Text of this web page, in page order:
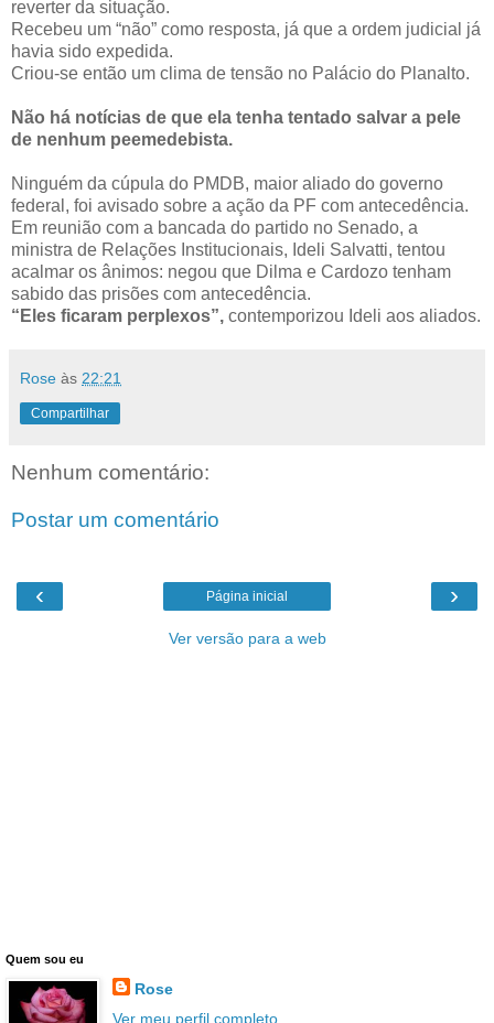
reverter da situação.
Recebeu um “não” como resposta, já que a ordem judicial já
havia sido expedida.
Criou-se então um clima de tensão no Palácio do Planalto.
Não há notícias de que ela tenha tentado salvar a pele
de nenhum peemedebista.
Ninguém da cúpula do PMDB, maior aliado do governo
federal, foi avisado sobre a ação da PF com antecedência.
Em reunião com a bancada do partido no Senado, a
ministra de Relações Institucionais, Ideli Salvatti, tentou
acalmar os ânimos: negou que Dilma e Cardozo tenham
sabido das prisões com antecedência.
“Eles ficaram perplexos”, contemporizou Ideli aos aliados.
Rose às 22:21
Compartilhar
Nenhum comentário:
Postar um comentário
‹ ›
Página inicial
Ver versão para a web
Quem sou eu
Rose
Ver meu perfil completo